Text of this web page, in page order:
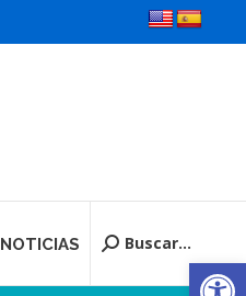
NOTICIAS Buscar:
Buscar...